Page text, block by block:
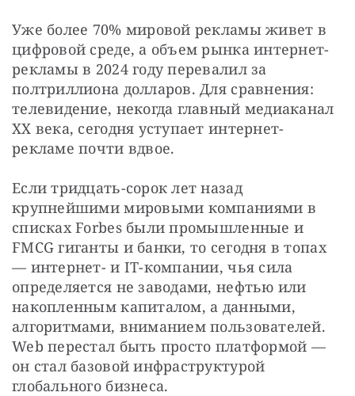
Уже более 70% мировой рекламы живет в
цифровой среде, а объем рынка интернет-
рекламы в 2024 году перевалил за
полтриллиона долларов. Для сравнения:
телевидение, некогда главный медиаканал
XX века, сегодня уступает интернет-
рекламе почти вдвое.
Если тридцать-сорок лет назад
крупнейшими мировыми компаниями в
списках Forbes были промышленные и
FMCG гиганты и банки, то сегодня в топах
— интернет- и IT-компании, чья сила
определяется не заводами, нефтью или
накопленным капиталом, а данными,
алгоритмами, вниманием пользователей.
Web перестал быть просто платформой —
он стал базовой инфраструктурой
глобального бизнеса.